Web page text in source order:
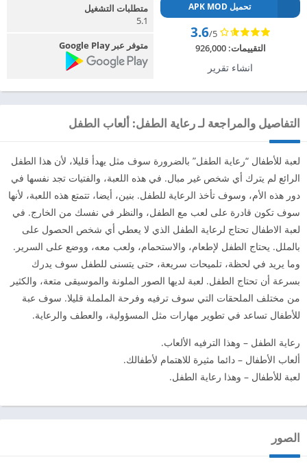
تحميل APK MOD
3.6/5
التقييمات:926,000
انشاء تقرير
متطلبات التشغيل
5.1
متوفر عبر Google Play
التفاصيل والمراجعة لـ رعاية الطفل: ألعاب الطفل
لعبة للأطفال “رعاية الطفل” بالضرورة سوف مثل يهدأ قليلا، لأن هذا الطفل
الرائع لم يترك أي شخص غير مبال. في هذه اللعبة، والفتيات تجد نفسها في
دور هذه الأم، وسوف تأخذ الرعاية للطفل. بنين، أيضا، تتمتع هذه اللعبة، لأنها
سوف تكون قادرة على لعب مع الطفل، والنظر في نفسك من الخارج. في
لعبة الاطفال تحتاج لرعاية الطفل الذي لا يعطي أي شخص الحصول على
بالملل. يحتاج الطفل لإطعام، والاستحمام، ولعب معه، ووضع على السرير.
وما يريد في لحظة، تلميحات سريعة، حتى يتسنى للطفل سوف يدرك
بسرعة أن تحتاج الطفل. لعبة لديها الصور الملونة والموسيقى متعة، والكثير
من مختلف الملحقات التي سوف ترفيه وفرحة الململة قليلا. سوف عبة
للأطفال تساعد في تطوير مهارات مثل المسؤولية، والعطف والرعاية.
رعاية الطفل – وهذا الترفيه الألعاب.
ألعاب الأطفال – دائما مثيرة للاهتمام لأطفالك.
لعبة للأطفال – وهذا رعاية الطفل.
الصور